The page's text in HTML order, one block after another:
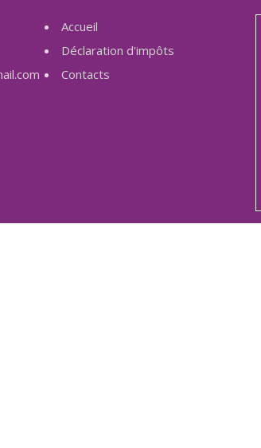
Accueil
Déclaration d'impôts
Contacts